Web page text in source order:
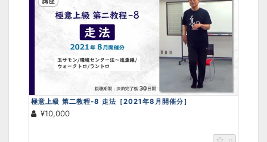
極意上級 第二教程-8 走法［2021年8月開催分］
¥10,000